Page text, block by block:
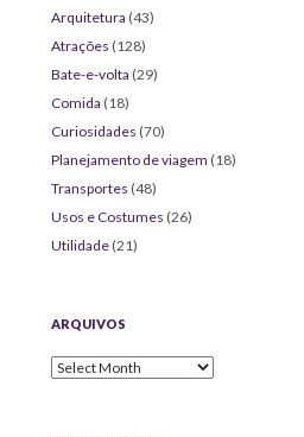
Arquitetura (43)
Atrações (128)
Bate-e-volta (29)
Comida (18)
Curiosidades (70)
Planejamento de viagem (18)
Transportes (48)
Usos e Costumes (26)
Utilidade (21)
ARQUIVOS
Arquivos